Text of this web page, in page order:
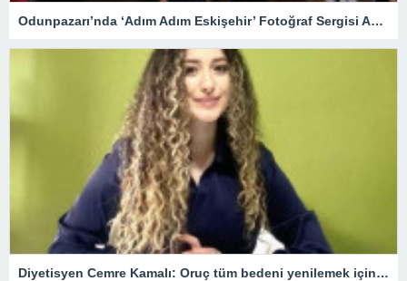
Odunpazarı’nda ‘Adım Adım Eskişehir’ Fotoğraf Sergisi Açıldı
Diyetisyen Cemre Kamalı: Oruç tüm bedeni yenilemek için bir fırsat